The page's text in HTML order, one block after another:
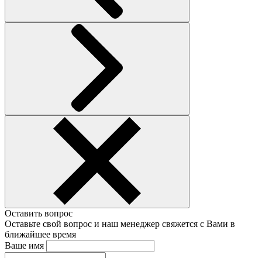
Оставить вопрос
Оставьте свой вопрос и наш менеджер свяжется с Вами в
ближайшее время
Ваше имя